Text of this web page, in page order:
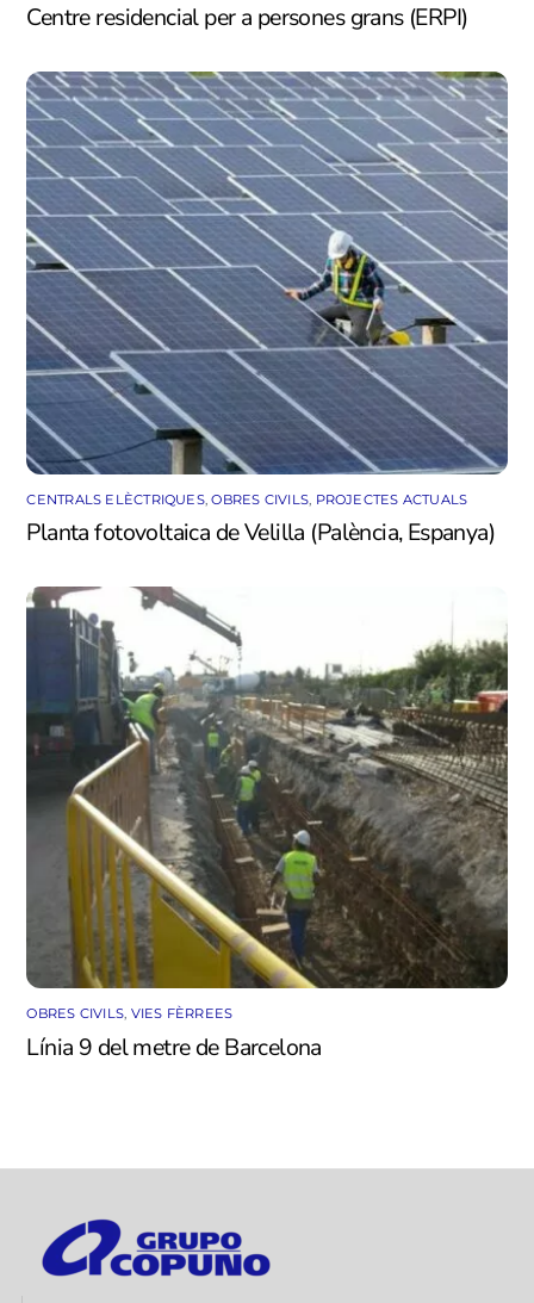
Centre residencial per a persones grans (ERPI)
CENTRALS ELÈCTRIQUES,OBRES CIVILS PROJECTES ACTUALS
Planta fotovoltaica de Velilla (Palència, Espanya)
OBRES CIVILS, VIES FÈRREES
Línia 9 del metre de Barcelona